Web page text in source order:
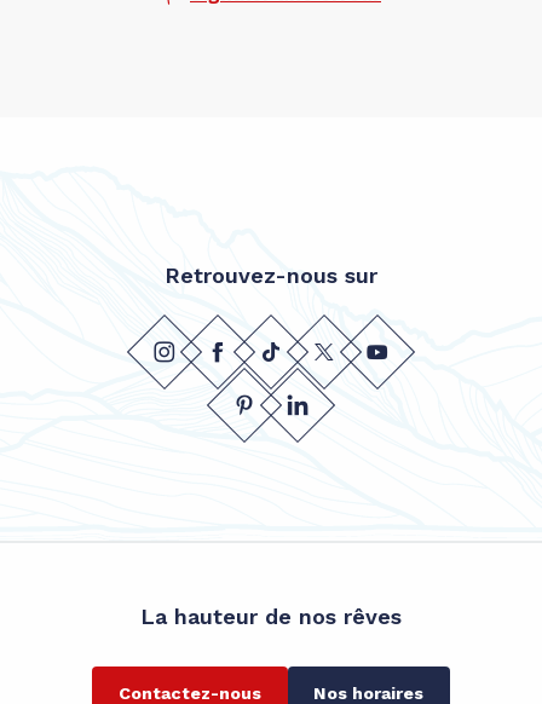
Retrouvez-nous sur
La hauteur de nos rêves
Contactez-nous Nos horaires